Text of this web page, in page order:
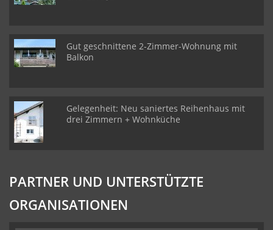
Gut geschnittene 2-Zimmer-Wohnung mit
Balkon
Gelegenheit: Neu saniertes Reihenhaus mit
drei Zimmern + Wohnküche
PARTNER UND UNTERSTÜTZTE
ORGANISATIONEN